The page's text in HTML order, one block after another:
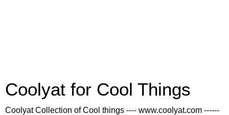
Coolyat for Cool Things
Coolyat Collection of Cool things ---- www.coolyat.com ------